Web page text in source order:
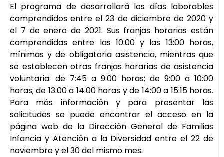
El programa de desarrollará los días laborables
comprendidos entre el 23 de diciembre de 2020 y
el 7 de enero de 2021. Sus franjas horarias están
comprendidas entre las 10:00 y las 13:00 horas,
mínimas y de obligatoria asistencia, mientras que
se establecen otras franjas horarias de asistencia
voluntaria: de 7:45 a 9:00 horas; de 9:00 a 10:00
horas; de 13:00 a 14:00 horas y de 14:00 a 15:15 horas.
Para más información y para presentar las
solicitudes se puede encontrar el acceso en la
página web de la Dirección General de Familias
Infancia y Atención a la Diversidad entre el 22 de
noviembre y el 30 del mismo mes.